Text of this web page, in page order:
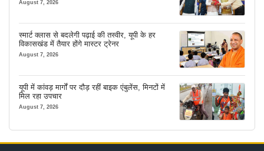
August 7, 2026
स्मार्ट क्लास से बदलेगी पढ़ाई की तस्वीर, यूपी के हर
विकासखंड में तैयार होंगे मास्टर ट्रेनर
August 7, 2026
यूपी में कांवड़ मार्गों पर दौड़ रहीं बाइक एंबुलेंस, मिनटों में
मिल रहा उपचार
August 7, 2026